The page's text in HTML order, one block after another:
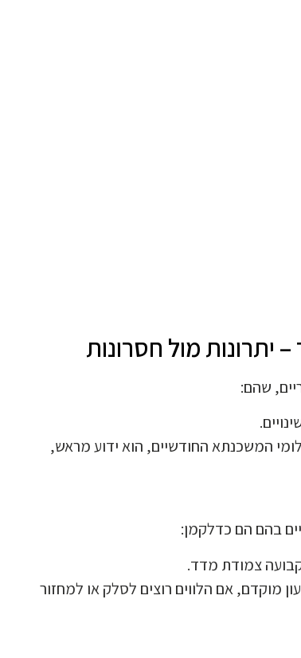
מול חסרונות
המשכנתא החודשיים, הוא ידוע מראש,
בהם הם כדלקמן:
צמודת מדד.
אם הלווים רוצים לסלק או למחזור